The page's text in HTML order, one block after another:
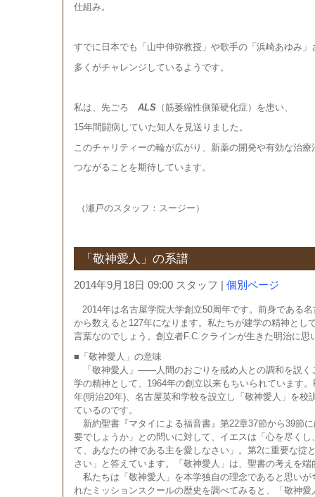
仕組み。
すでに日本でも「山中伸弥教授」や歌手の「浜崎あゆみ」
多くがチャレンジしているようです。
私は、先ごろ ALS （筋萎縮性側策硬化症）を患い、
15年間闘病していた知人を見送りました。
このチャリティーの輪が広がり、新薬の開発や有効な治療
つながることを期待しています。
（瀬戸のスタッフ：スージー）
「敬神愛人」の系譜
2014年9月18日 09:00 スタッフ | 個別ページ
2014年は名古屋学院大学創立50周年です。前身である
から数えると127年になります。私たちが建学の精神とし
言葉なのでしょう。創立者F.C.クラインが生きた明治に思
■「敬神愛人」の意味
「敬神愛人」――人間のおごりを戒め人との調和を説く
学の精神として、1964年の創立以来もちいられています
年(明治20年)、名古屋英和学校を設立し「敬神愛人」を校
ているのです。
新約聖書『マタイによる福音書』第22章37節から39節
要でしょうか」との問いに対して、イエスは「心を尽く
て、あなたの神である主を愛しなさい」。第2に重要な掟
さい」と答えています。「敬神愛人」は、聖書の考えを
私たちは「敬神愛人」を本学独自の理念であると思いが
れたミッションスクールの歴史を調べてみると、「敬神